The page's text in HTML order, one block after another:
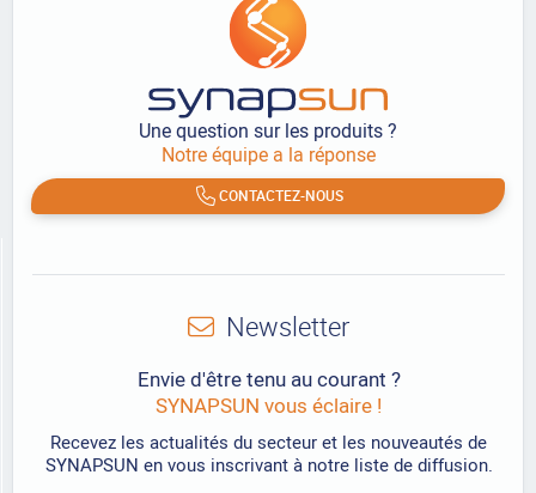
Une question sur les produits ?
Notre équipe a la réponse
CONTACTEZ-NOUS
Newsletter
Envie d'être tenu au courant ?
SYNAPSUN vous éclaire !
Recevez les actualités du secteur et les nouveautés de
SYNAPSUN en vous inscrivant à notre liste de diffusion.